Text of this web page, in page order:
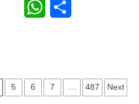
WhatsApp
5 6 7 … 487 Next